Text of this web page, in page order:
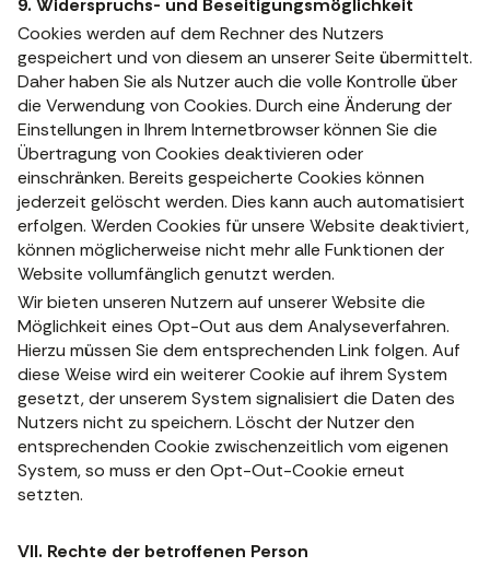
9. Widerspruchs- und Beseitigungsmöglichkeit
Cookies werden auf dem Rechner des Nutzers
gespeichert und von diesem an unserer Seite übermittelt.
Daher haben Sie als Nutzer auch die volle Kontrolle über
die Verwendung von Cookies. Durch eine Änderung der
Einstellungen in Ihrem Internetbrowser können Sie die
Übertragung von Cookies deaktivieren oder
einschränken. Bereits gespeicherte Cookies können
jederzeit gelöscht werden. Dies kann auch automatisiert
erfolgen. Werden Cookies für unsere Website deaktiviert,
können möglicherweise nicht mehr alle Funktionen der
Website vollumfänglich genutzt werden.
Wir bieten unseren Nutzern auf unserer Website die
Möglichkeit eines Opt-Out aus dem Analyseverfahren.
Hierzu müssen Sie dem entsprechenden Link folgen. Auf
diese Weise wird ein weiterer Cookie auf ihrem System
gesetzt, der unserem System signalisiert die Daten des
Nutzers nicht zu speichern. Löscht der Nutzer den
entsprechenden Cookie zwischenzeitlich vom eigenen
System, so muss er den Opt-Out-Cookie erneut
setzten.
VII. Rechte der betroffenen Person